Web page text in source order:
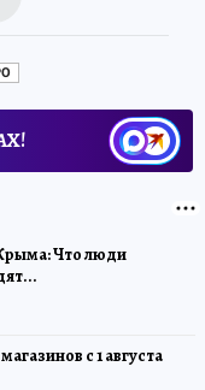
Что люди
с 1 августа